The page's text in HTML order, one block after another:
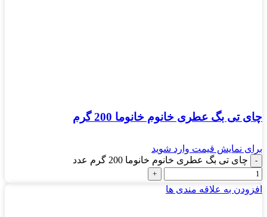
چای تی بگ عطری خانوم خانوما 200 گرم
برای نمایش قیمت وارد شوید
چای تی بگ عطری خانوم خانوما 200 گرم عدد
افزودن به علاقه مندی ها